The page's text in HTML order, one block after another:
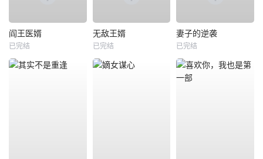
阎王医婿
已完结
无敌王婿
已完结
妻子的逆袭
已完结